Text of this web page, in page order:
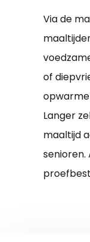
Via de
of
Langer
maaltijd